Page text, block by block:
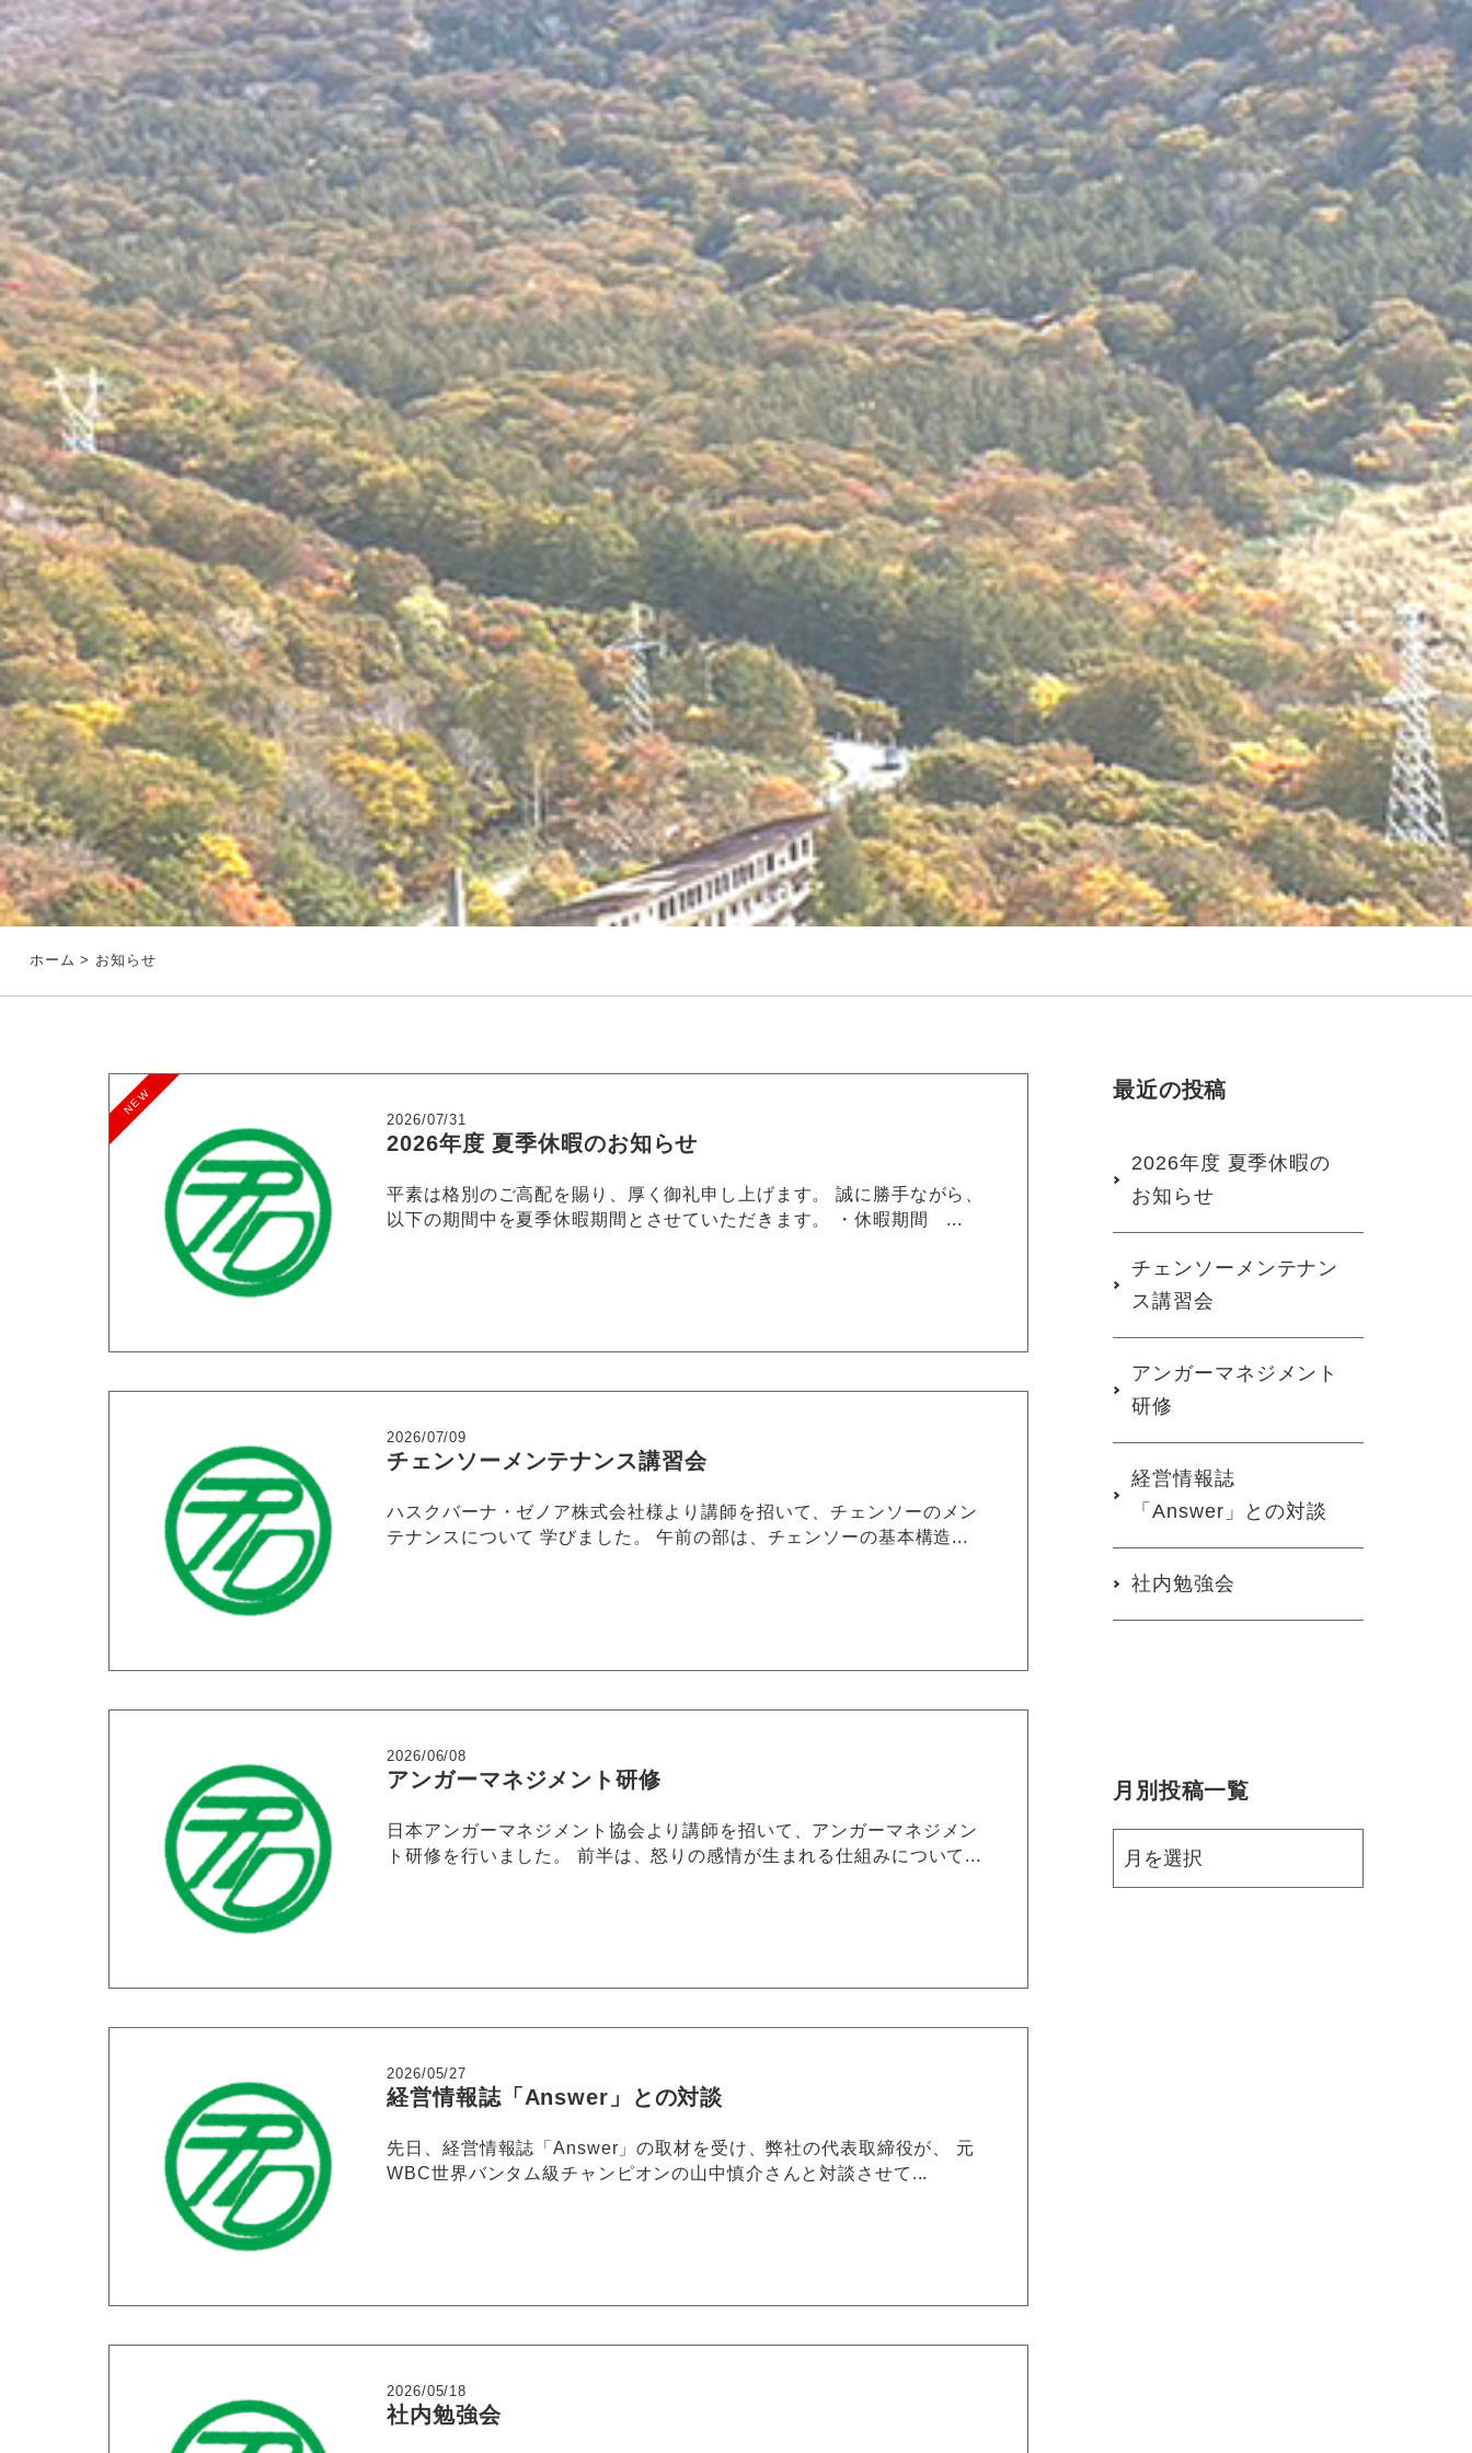
ホーム > お知らせ
2026/07/31
2026年度 夏季休暇のお知らせ
平素は格別のご高配を賜り、厚く御礼申し上げます。 誠に勝手ながら、
以下の期間中を夏季休暇期間とさせていただきます。 ・休暇期間 ...
2026/07/09
チェンソーメンテナンス講習会
ハスクバーナ・ゼノア株式会社様より講師を招いて、チェンソーのメン
テナンスについて 学びました。 午前の部は、チェンソーの基本構造...
2026/06/08
アンガーマネジメント研修
日本アンガーマネジメント協会より講師を招いて、アンガーマネジメン
ト研修を行いました。 前半は、怒りの感情が生まれる仕組みについて...
2026/05/27
経営情報誌「Answer」との対談
先日、経営情報誌「Answer」の取材を受け、弊社の代表取締役が、 元
WBC世界バンタム級チャンピオンの山中慎介さんと対談させて...
2026/05/18
社内勉強会
最近の投稿
2026年度 夏季休暇の
お知らせ
チェンソーメンテナン
ス講習会
アンガーマネジメント
研修
経営情報誌
「Answer」との対談
社内勉強会
月別投稿一覧